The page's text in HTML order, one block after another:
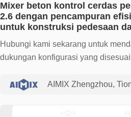
Mixer beton kontrol cerdas
2.6 dengan pencampuran
untuk konstruksi pedesaan
Hubungi kami sekarang untuk
dukungan konfigurasi yang
AIMIX Zhengzhou,